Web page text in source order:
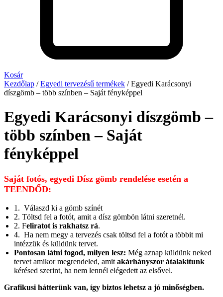
Kosár
Kezdőlap /Egyedi tervezésű termékek / Egyedi Karácsonyi
díszgömb – több színben – Saját fényképpel
Egyedi Karácsonyi díszgömb –
több színben – Saját
fényképpel
Saját fotós, egyedi Dísz gömb rendelése esetén a
TEENDŐD:
1. Válaszd ki a gömb színét
2. Töltsd fel a fotót, amit a dísz gömbön látni szeretnél.
2. Feliratot is rakhatsz rá.
4. Ha nem megy a tervezés csak töltsd fel a fotót a többit mi
intézzük és küldünk tervet.
Pontosan látni fogod, milyen lesz: Még aznap küldünk neked
tervet amikor megrendeled, amit akárhányszor átalakítunk
kérésed szerint, ha nem lennél elégedett az elsővel.
Grafikusi hátterünk van, így biztos lehetsz a jó minőségben.